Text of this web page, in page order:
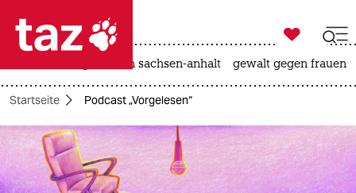
 taz zahl ich
taz zahl ich
themen
politik

taz zahl ich
landtagswahl in sachsen-anhalt gewalt gegen frauen
Startseite Podcast „Vorgelesen“